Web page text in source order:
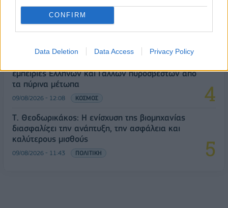
CONFIRM
Data Deletion Data Access Privacy Policy
Ισπανία – Ιταλία: Κλιμακώνεται η αντιπαράθεση
για το μεταναστευτικό με αμοιβαίους συνοριακούς
εμπειρίες Ελλήνων και Γάλλων πυροσβεστών από
τα πύρινα μέτωπα
09/08/2026 - 12:08 ΚΟΣΜΟΣ
Τ. Θεοδωρικάκος: Η ενίσχυση της βιομηχανίας
διασφαλίζει την ανάπτυξη, την ασφάλεια και
καλύτερους μισθούς
09/08/2026 - 11:43 ΠΟΛΙΤΙΚΗ